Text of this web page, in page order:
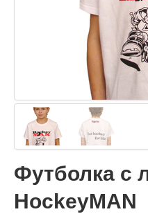
Футболка с
HockeyMAN